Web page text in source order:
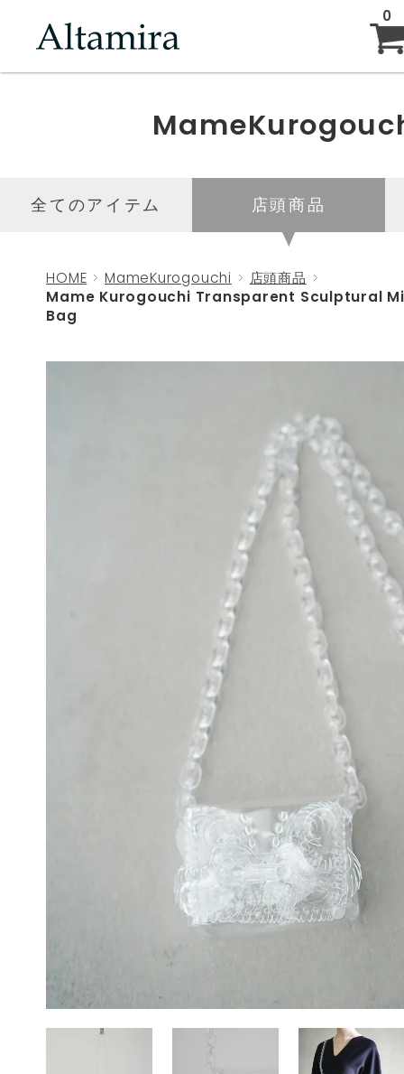
0
ABOUT
NEW ARRIVAL
BRAND
全てのアイテム 店頭商品
HOME MameKurogouchi
店頭商品
Mame Kurogouchi Transparent Sculptural
Bag